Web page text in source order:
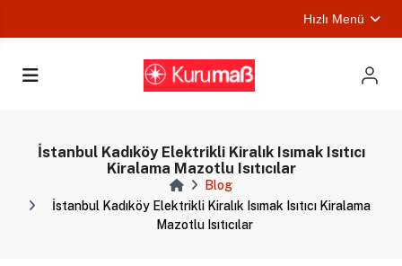
Hızlı Menü
İstanbul Kadıköy Elektrikli Kiralık Isımak Isıtıcı
Kiralama Mazotlu Isıtıcılar
Blog
İstanbul Kadıköy Elektrikli Kiralık Isımak Isıtıcı Kiralama
Mazotlu Isıtıcılar